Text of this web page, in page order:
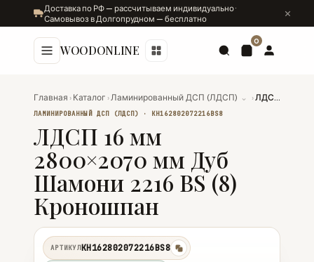
Доставка по РФ — рассчитываем индивидуально ·
Самовывоз в Долгопрудном — бесплатно
WOODONLINE
0
Главная › Каталог ›Ламинированный ДСП (ЛДСП) ⌄ › ЛДСП 16 мм 2800×2070 мм Дуб Шамони 2216 BS (8) Кроношпан
ЛАМИНИРОВАННЫЙ ДСП (ЛДСП) · KH162802072216BS8
ЛДСП 16 мм
2800×2070 мм Дуб
Шамони 2216 BS (8)
Кроношпан
АРТИКУЛKH162802072216BS8
копировать